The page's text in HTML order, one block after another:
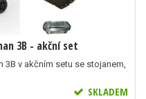
3B - akční set
3B v akčním setu se stojanem,
SKLADEM